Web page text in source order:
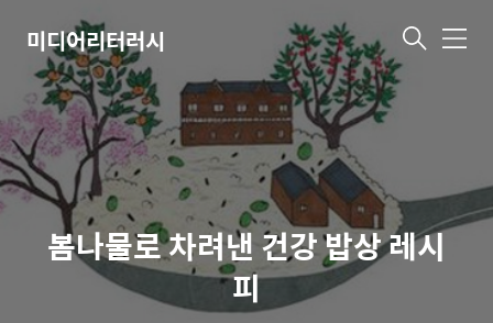
미디어리터러시 메
봄나물로 차려낸 건강 밥상 레시
피